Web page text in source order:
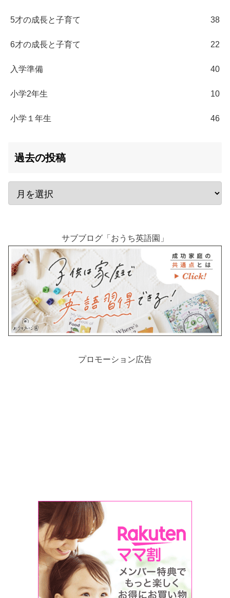
5才の成長と子育て 38
6才の成長と子育て 22
入学準備 40
小学2年生 10
小学１年生 46
過去の投稿
サブブログ「おうち英語園」
プロモーション広告